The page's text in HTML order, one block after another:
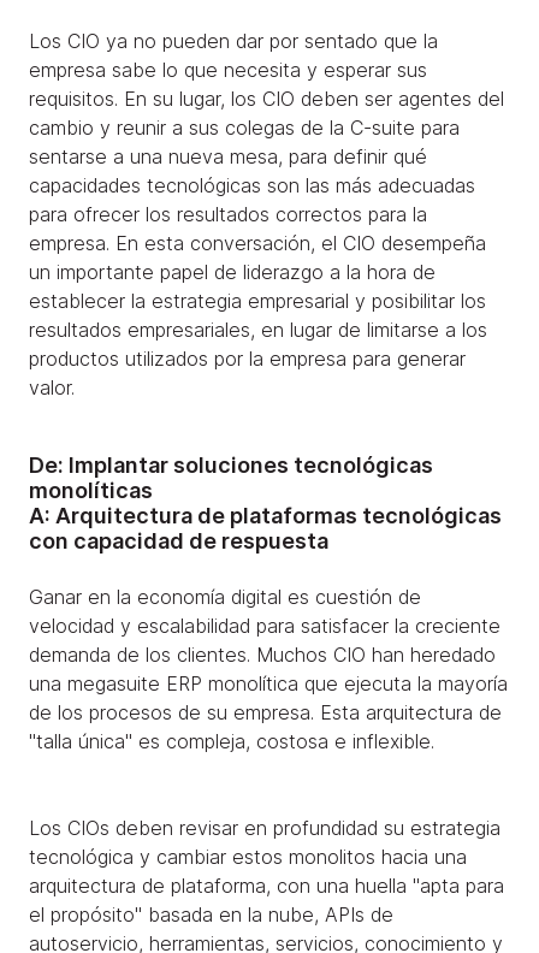
Los CIO ya no pueden dar por sentado que la
empresa sabe lo que necesita y esperar sus
requisitos. En su lugar, los CIO deben ser agentes del
cambio y reunir a sus colegas de la C-suite para
sentarse a una nueva mesa, para definir qué
capacidades tecnológicas son las más adecuadas
para ofrecer los resultados correctos para la
empresa. En esta conversación, el CIO desempeña
un importante papel de liderazgo a la hora de
establecer la estrategia empresarial y posibilitar los
resultados empresariales, en lugar de limitarse a los
productos utilizados por la empresa para generar
valor.
De: Implantar soluciones tecnológicas
monolíticas
A: Arquitectura de plataformas tecnológicas
con capacidad de respuesta
Ganar en la economía digital es cuestión de
velocidad y escalabilidad para satisfacer la creciente
demanda de los clientes. Muchos CIO han heredado
una megasuite ERP monolítica que ejecuta la mayoría
de los procesos de su empresa. Esta arquitectura de
"talla única" es compleja, costosa e inflexible.
Los CIOs deben revisar en profundidad su estrategia
tecnológica y cambiar estos monolitos hacia una
arquitectura de plataforma, con una huella "apta para
el propósito" basada en la nube, APIs de
autoservicio, herramientas, servicios, conocimiento y